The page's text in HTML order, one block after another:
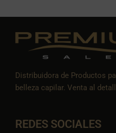
Distribuidora de Productos
belleza capilar. Venta al
REDES SOCIALES